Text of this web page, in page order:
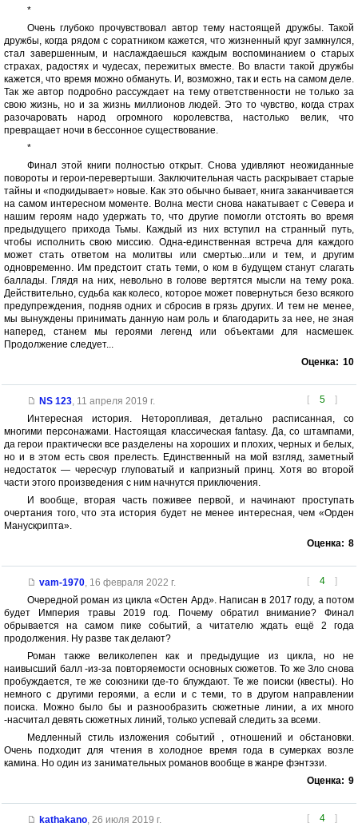
*
Очень глубоко прочувствовал автор тему настоящей дружбы. Такой
дружбы, когда рядом с соратником кажется, что жизненный круг замкнулся,
стал завершенным, и наслаждаешься каждым воспоминанием о старых
страхах, радостях и чудесах, пережитых вместе. Во власти такой дружбы
кажется, что время можно обмануть. И, возможно, так и есть на самом деле.
Так же автор подробно рассуждает на тему ответственности не только за
свою жизнь, но и за жизнь миллионов людей. Это то чувство, когда страх
разочаровать народ огромного королевства, настолько велик, что
превращает ночи в бессонное существование.
*
Финал этой книги полностью открыт. Снова удивляют неожиданные
повороты и герои-перевертыши. Заключительная часть раскрывает старые
тайны и «подкидывает» новые. Как это обычно бывает, книга заканчивается
на самом интересном моменте. Волна мести снова накатывает с Севера и
нашим героям надо удержать то, что другие помогли отстоять во время
предыдущего прихода Тьмы. Каждый из них вступил на странный путь,
чтобы исполнить свою миссию. Одна-единственная встреча для каждого
может стать ответом на молитвы или смертью...или и тем, и другим
одновременно. Им предстоит стать теми, о ком в будущем станут слагать
баллады. Глядя на них, невольно в голове вертятся мысли на тему рока.
Действительно, судьба как колесо, которое может повернуться безо всякого
предупреждения, подняв одних и сбросив в грязь других. И тем не менее,
мы вынуждены принимать данную нам роль и благодарить за нее, не зная
наперед, станем мы героями легенд или объектами для насмешек.
Продолжение следует...
Оценка: 10
[ 5 ]
NS 123, 11 апреля 2019 г.
Интересная история. Неторопливая, детально расписанная, со
многими персонажами. Настоящая классическая fantasy. Да, со штампами,
да герои практически все разделены на хороших и плохих, черных и белых,
но и в этом есть своя прелесть. Единственный на мой взгляд, заметный
недостаток — чересчур глуповатый и капризный принц. Хотя во второй
части этого произведения с ним начнутся приключения.
И вообще, вторая часть поживее первой, и начинают проступать
очертания того, что эта история будет не менее интересная, чем «Орден
Манускрипта».
Оценка: 8
[ 4 ]
vam-1970, 16 февраля 2022 г.
Очередной роман из цикла «Остен Ард». Написан в 2017 году, а потом
будет Империя травы 2019 год. Почему обратил внимание? Финал
обрывается на самом пике событий, а читателю ждать ещё 2 года
продолжения. Ну разве так делают?
Роман также великолепен как и предыдущие из цикла, но не
наивысший балл -из-за повторяемости основных сюжетов. То же Зло снова
пробуждается, те же союзники где-то блуждают. Те же поиски (квесты). Но
немного с другими героями, а если и с теми, то в другом направлении
поиска. Можно было бы и разнообразить сюжетные линии, а их много
-насчитал девять сюжетных линий, только успевай следить за всеми.
Медленный стиль изложения событий , отношений и обстановки.
Очень подходит для чтения в холодное время года в сумерках возле
камина. Но один из занимательных романов вообще в жанре фэнтэзи.
Оценка: 9
[ 4 ]
kathakano, 26 июля 2019 г.